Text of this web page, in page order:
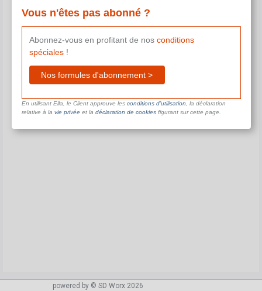
powered by © SD Worx 2026
Vous n'êtes pas abonné ?
Abonnez-vous en profitant de nos conditions
spéciales!
Nos formules d'abonnement >
En utilisant Ella, le Client approuve les conditions d’utilisation , la déclaration
relative à la vie privéeet la déclaration de cookiesfigurant sur cette page.